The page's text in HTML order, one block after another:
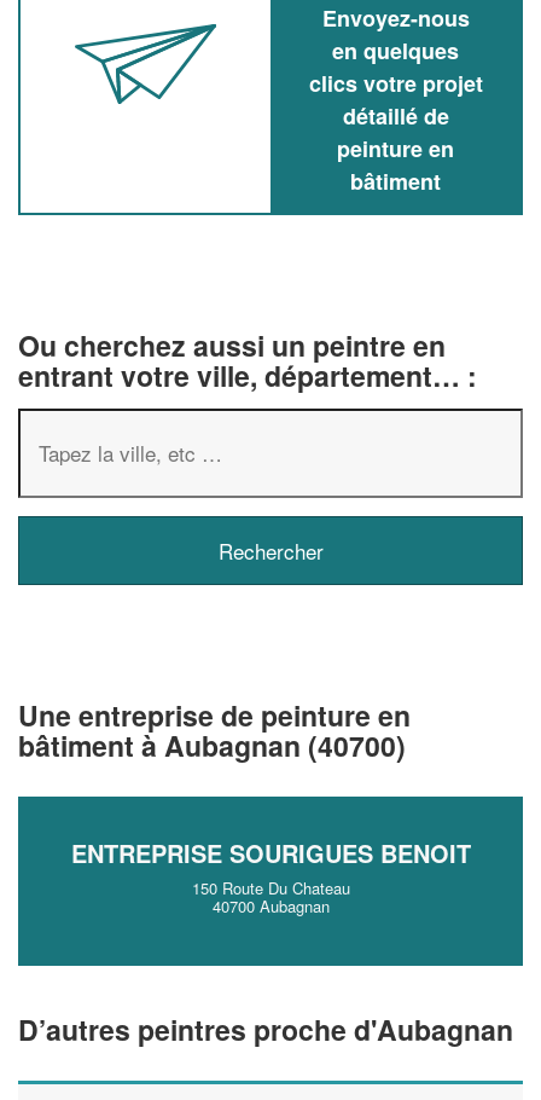
Envoyez-nous
en quelques
clics votre projet
détaillé de
peinture en
bâtiment
Ou cherchez aussi un peintre en
entrant votre ville, département… :
Une entreprise de peinture en
bâtiment à Aubagnan (40700)
ENTREPRISE SOURIGUES BENOIT
150 Route Du Chateau
40700 Aubagnan
D’autres peintres proche d'Aubagnan
Augmentez votrechiffre
vosmargestout en gagnant de
En savoir plus